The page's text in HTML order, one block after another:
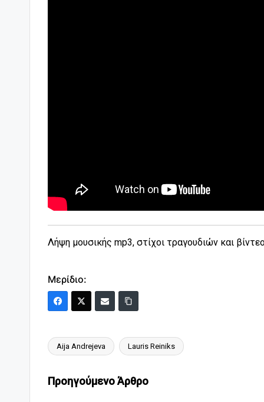
Λήψη μουσικής mp3, στίχοι τραγουδιών και
Μερίδιο:
Ετικέτες:
Aija Andrejeva Lauris Reiniks
Πλοήγηση
Προηγούμενο Άρθρο